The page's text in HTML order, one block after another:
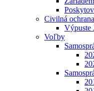
Civilná ochrana
Výpuste
Voľby